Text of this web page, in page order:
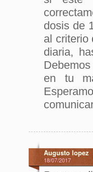
dosis de
al criterio
diaria,
en tu
Augusto lopez
18/07/2017